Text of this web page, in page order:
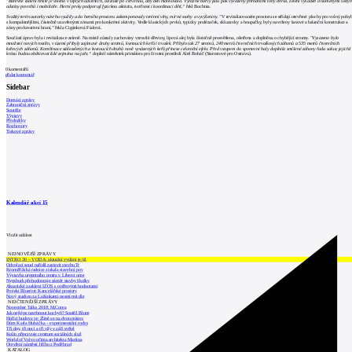
odstíny povrchů i mobiliáře. Herní prvky podporují fyzickou aktivitu, tvořivost i koordinaci dětí,“ řekl Bochnia.
Svažitý terén autorky návrhu využily a do herního prostoru zakomponovaly terénní vlny, mírné svahy a vyvýšeniny. "V revitalizovaném prostoru se střídají otevřené plochy pro volný
s kompaktnějšími, částečně uzavřenými zónami pro konkrétní aktivity. Vedle klasických prvků, typicky prolézaček, skluzavky a houpačky, byly navrženy lanové a balanční konstrukce a
zóny pro kreativní hraní, "řekla Cigánková Fialová.
Součástí úprav byla i revitalizace zeleně. Na místě zůstaly zachovány vzrostlé dřeviny, lipová alej byla částečně prosvětlena, ošetřena a doplněna o chybějící stromy. "Vysazeno bylo
množství nových rostlin, v území přibyly zajímavé druhy stromů, kvetoucích keřů i trvalek. Přibylo tak 27 stromů, 240 metrů čtverečních trvalkových záhonů a 535 metrů čtverečních
keřových záhonů. Kombinace stálezelených a kvetoucích druhů nově vysázených keřů přinese celoroční efekt. Před vstupem do sportovní haly doplnila smíšené záhony řada sakur, jejichž
krásu budou obdivovat lidé zejména na jaře,“ doplnil náměstek primátora pro životní prostředí Aleš Boháč (Starostové pro Ostravu).
0komentářů
přidat komentář
Sidebar
Domácí zprávy
Zahraniční zprávy
Soutěže
Výstavy
Přednášky
Rozhovory
Tiskové zprávy
Kalendář akcí 15
Vložit událost
NEJNOVĚJŠÍ ZPRÁVY
INTRO 30 – VODA: aktuální vydání je již
Odvolací soud nařídil zastavit stavbu Tr
Kroměřížská radnice získala stavební pov
Výstavba urgentního centra v Liberci ome
Nymburk přehodnocuje záměr stavby školky
Akustické zasklení IZOS s ověřenými hodnotami
Projekt Blueriot: Kancelářské prostory
Nový stadion za Lužánkami nesmí mít dle
NEJČTENĚJŠÍ ZPRÁVY
November Talks 2018: M.Corea
Jak nejlépe navrhnout kuchyň? Soutěž Blum
Hořící budova ve Zlíně se na dvou místec
Dům Karla Hubáčka – experimentální rodin
Tři dny, tři noci a tři vily v záři světel
Kolín připravuje centrum sociálních služ
World of Volvo očima architekta Martina
Otevření náměstí Jiřího z Poděbrad
KATALOG